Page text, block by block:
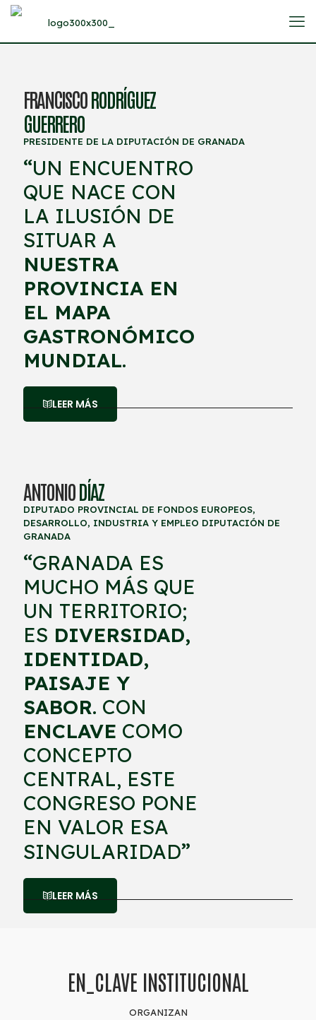
FRANCISCORODRÍGUEZ
GUERRERO
PRESIDENTE DE LA DIPUTACIÓN DE GRANADA
“UN ENCUENTRO
QUE NACE CON
LA ILUSIÓN DE
SITUAR A
NUESTRA
PROVINCIA EN
EL MAPA
GASTRONÓMICO
MUNDIAL.
LEER MÁS
ANTONIODÍAZ
DIPUTADO PROVINCIAL DE FONDOS EUROPEOS,
DESARROLLO, INDUSTRIA Y EMPLEO DIPUTACIÓN DE
GRANADA
“GRANADA ES
MUCHO MÁS QUE
UN TERRITORIO;
ES DIVERSIDAD,
IDENTIDAD,
PAISAJE Y
SABOR. CON
ENCLAVE COMO
CONCEPTO
CENTRAL, ESTE
CONGRESO PONE
EN VALOR ESA
SINGULARIDAD”
LEER MÁS
EN_CLAVE INSTITUCIONAL
ORGANIZAN